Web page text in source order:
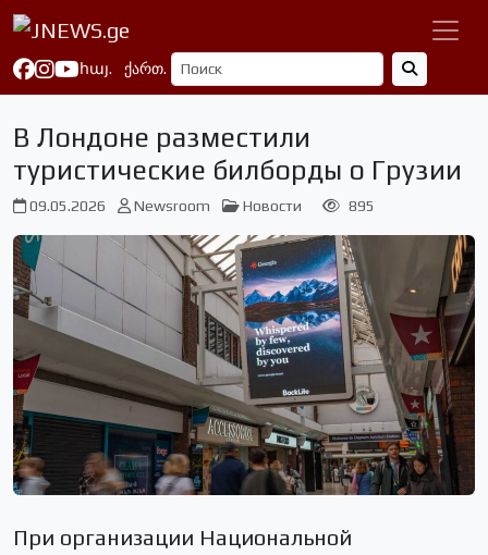
հայ. ქართ.
В Лондоне разместили
туристические билборды о Грузии
09.05.2026 Newsroom Новости 895
При организации Национальной